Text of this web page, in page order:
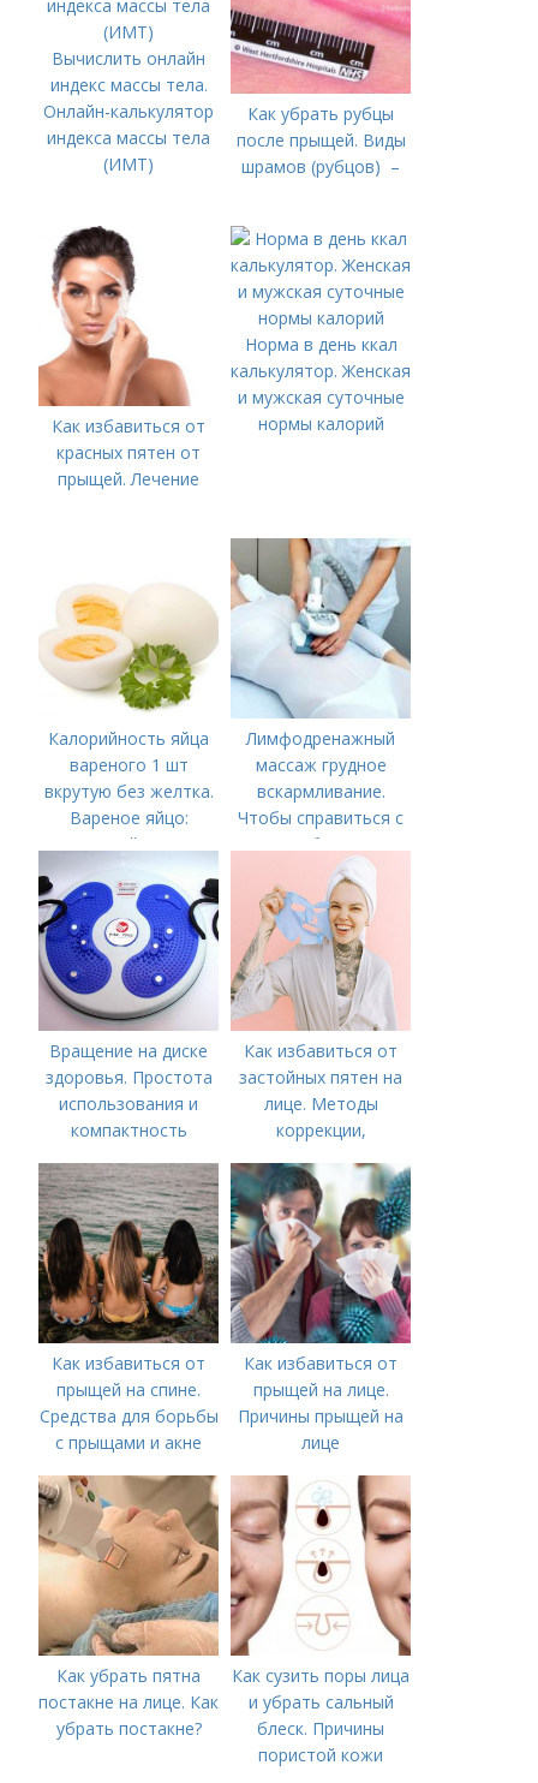
Вычислить онлайн
индекс массы тела.
Онлайн-калькулятор
индекса массы тела
(ИМТ)
Как убрать рубцы
после прыщей. Виды
шрамов (рубцов) –
Как избавиться от
красных пятен от
прыщей. Лечение
Норма в день ккал
калькулятор. Женская
и мужская суточные
нормы калорий
Калорийность яйца
вареного 1 шт
вкрутую без желтка.
Вареное яйцо:
калорийность
Лимфодренажный
массаж грудное
вскармливание.
Чтобы справиться с
нагрубанием,
необходимо
предпринять
следующие действия:
Вращение на диске
здоровья. Простота
использования и
компактность
Как избавиться от
застойных пятен на
лице. Методы
коррекции,
акне и удаления
рубцов и шрамов
постакне
Как избавиться от
прыщей на спине.
Средства для борьбы
с прыщами и акне
Как избавиться от
прыщей на лице.
Причины прыщей на
лице
Как убрать пятна
постакне на лице. Как
убрать постакне?
Как сузить поры лица
и убрать сальный
блеск. Причины
пористой кожи